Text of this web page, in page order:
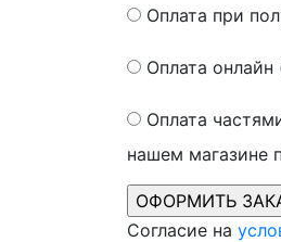
Оплата при
Оплата онлайн
Оплата
нашем магазине
Согласие на